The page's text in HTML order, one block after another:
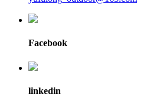
Facebook
linkedin